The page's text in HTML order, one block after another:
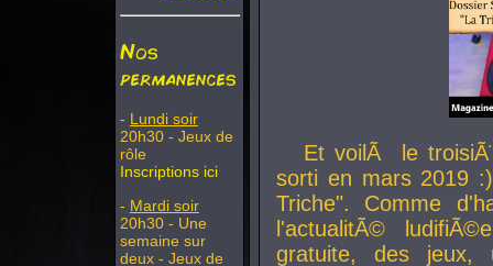
Nos
permanences
- Lundi soir
20h30 - Jeux de
rôle
Inscriptions ici
- Mardi soir
20h30 - Une
semaine sur
deux - Jeux de
Et voilÃ le
sorti en mars 2019
Triche". Comme
l'actualitÃ©
gratuite, des jeux,